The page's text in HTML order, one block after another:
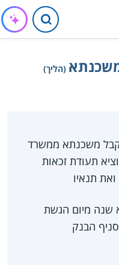
(הליך)
משכנתא ממשרד
תעודת זכאות
תנאיו
שנה מיום הגשת
הבנק